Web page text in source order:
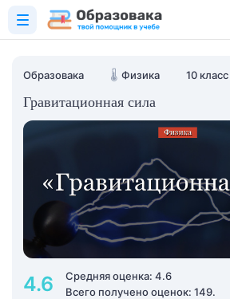
Образовака 🌡️ Физика 10 класс
Гравитационная сила
4.6
Средняя оценка: 4.6
Всего получено оценок: 149.